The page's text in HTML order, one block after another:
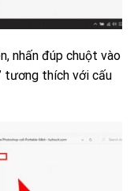
nhấn đúp chuột vào
tương thích với cấu